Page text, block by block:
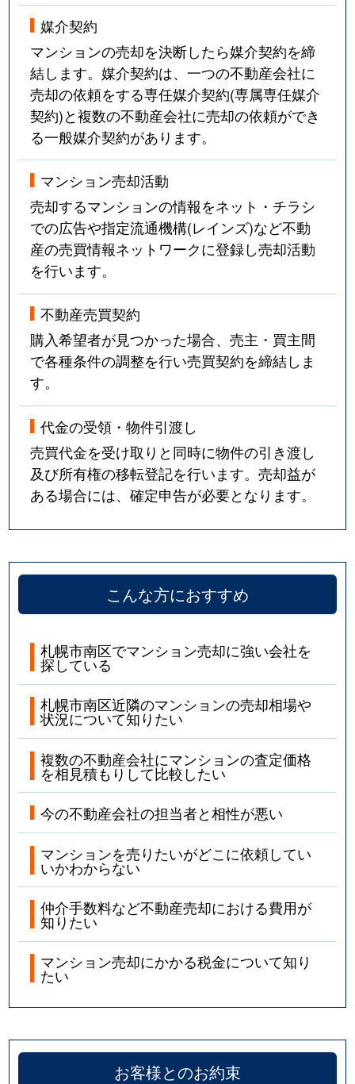
媒介契約
マンションの売却を決断したら媒介契約を締
結します。媒介契約は、一つの不動産会社に
売却の依頼をする専任媒介契約(専属専任媒介
契約)と複数の不動産会社に売却の依頼ができ
る一般媒介契約があります。
マンション売却活動
売却するマンションの情報をネット・チラシ
での広告や指定流通機構(レインズ)など不動
産の売買情報ネットワークに登録し売却活動
を行います。
不動産売買契約
購入希望者が見つかった場合、売主・買主間
で各種条件の調整を行い売買契約を締結しま
す。
代金の受領・物件引渡し
売買代金を受け取りと同時に物件の引き渡し
及び所有権の移転登記を行います。売却益が
ある場合には、確定申告が必要となります。
こんな方におすすめ
札幌市南区でマンション売却に強い会社を
探している
札幌市南区近隣のマンションの売却相場や
状況について知りたい
複数の不動産会社にマンションの査定価格
を相見積もりして比較したい
今の不動産会社の担当者と相性が悪い
マンションを売りたいがどこに依頼してい
いかわからない
仲介手数料など不動産売却における費用が
知りたい
マンション売却にかかる税金について知り
たい
お客様とのお約束